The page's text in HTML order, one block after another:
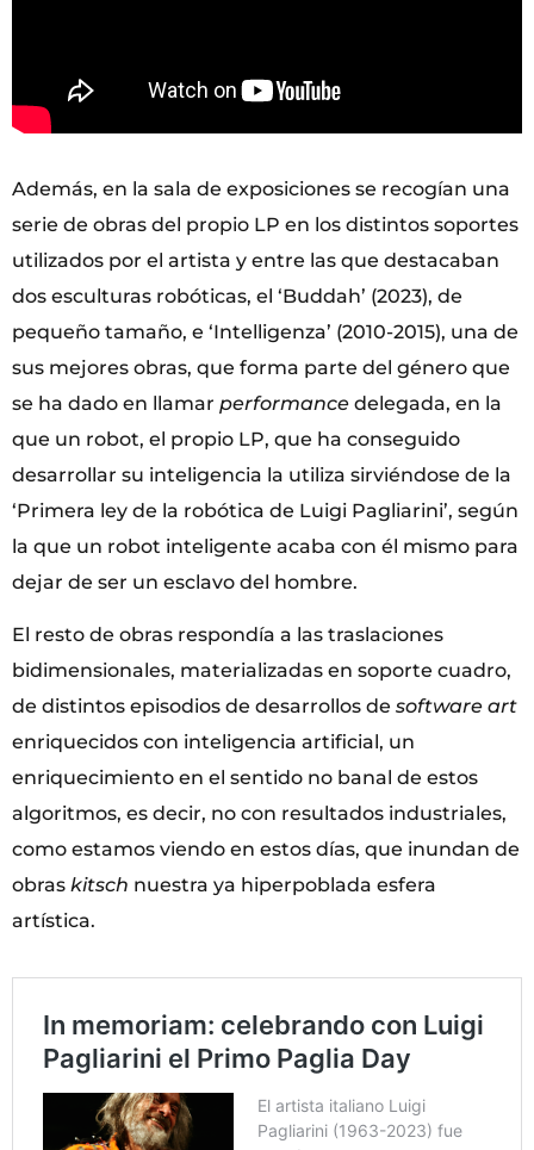
Además, en la sala de exposiciones se recogían una
serie de obras del propio LP en los distintos soportes
utilizados por el artista y entre las que destacaban
dos esculturas robóticas, el ‘Buddah’ (2023), de
pequeño tamaño, e ‘Intelligenza’ (2010-2015), una de
sus mejores obras, que forma parte del género que
se ha dado en llamar performance delegada, en la
que un robot, el propio LP, que ha conseguido
desarrollar su inteligencia la utiliza sirviéndose de la
‘Primera ley de la robótica de Luigi Pagliarini’, según
la que un robot inteligente acaba con él mismo para
dejar de ser un esclavo del hombre.
El resto de obras respondía a las traslaciones
bidimensionales, materializadas en soporte cuadro,
de distintos episodios de desarrollos de software art
enriquecidos con inteligencia artificial, un
enriquecimiento en el sentido no banal de estos
algoritmos, es decir, no con resultados industriales,
como estamos viendo en estos días, que inundan de
obras kitsch nuestra ya hiperpoblada esfera
artística.